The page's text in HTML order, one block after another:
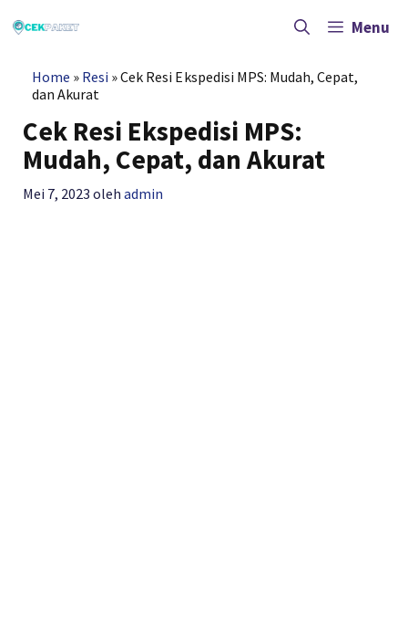
ke
Menu
Home » Resi »Cek Resi Ekspedisi MPS: Mudah, Cepat,
dan Akurat
Cek Resi Ekspedisi MPS:
Mudah, Cepat, dan Akurat
Mei 7, 2023 olehadmin